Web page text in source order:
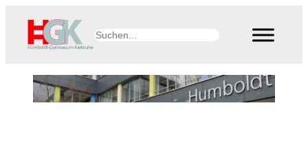
Inhalt
springen
Suchen